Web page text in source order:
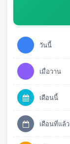
วันนี้
เมื่อวาน
เดือนนี้
เดือนที่แล้ว